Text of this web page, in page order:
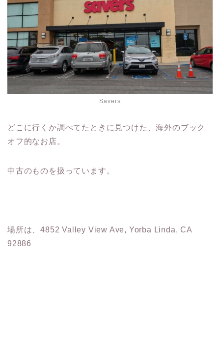
Savers
どこに行くか調べてたときに見つけた、海外のブック
オフ的なお店。
中古のものを扱っています。
場所は、4852 Valley View Ave, Yorba Linda, CA
92886